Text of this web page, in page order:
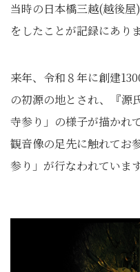
当時の日本橋三越(越後
をしたことが記録にありま
来年、令和８年に創建
の初源の地とされ、『源
寺参り」の様子が描かれ
観音像の足先に触れてお
参り」が行なわれています